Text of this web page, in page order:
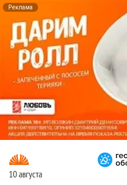
Реклама
10 августа